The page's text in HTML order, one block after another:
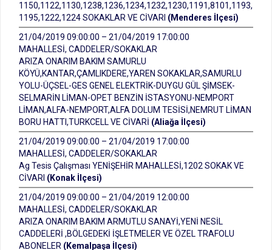
1150,1122,1130,1238,1236,1234,1232,1230,1191,8101,1193,
1195,1222,1224 SOKAKLAR VE CİVARI (Menderes İlçesi)
21/04/2019 09:00:00 – 21/04/2019 17:00:00
MAHALLESİ, CADDELER/SOKAKLAR
ARIZA ONARIM BAKIM SAMURLU
KÖYÜ,KANTAR,ÇAMLIKDERE,YAREN SOKAKLAR,SAMURLU
YOLU-ÜÇSEL-GES GENEL ELEKTRİK-DUYGU GÜL ŞİMSEK-
SELMARİN LİMAN-OPET BENZİN İSTASYONU-NEMPORT
LİMAN,ALFA-NEMPORT,ALFA DOLUM TESİSİ,NEMRUT LİMAN
BORU HATTI,TURKCELL VE CİVARİ (Aliağa İlçesi)
21/04/2019 09:00:00 – 21/04/2019 17:00:00
MAHALLESİ, CADDELER/SOKAKLAR
Ag Tesis Çalışması YENİŞEHİR MAHALLESİ,1202 SOKAK VE
CİVARI (Konak İlçesi)
21/04/2019 09:00:00 – 21/04/2019 12:00:00
MAHALLESİ, CADDELER/SOKAKLAR
ARIZA ONARIM BAKIM ARMUTLU SANAYİ,YENİ NESİL
CADDELERİ ,BÖLGEDEKİ İŞLETMELER VE ÖZEL TRAFOLU
ABONELER (Kemalpaşa İlçesi)